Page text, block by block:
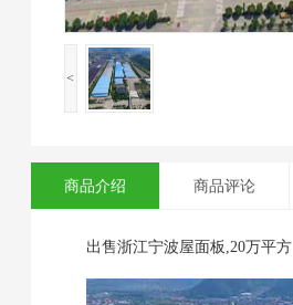
<
商品介绍 商品评论
出售浙江宁波屋面板,20万平方